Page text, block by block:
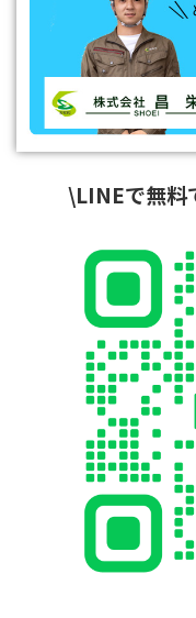
\LINEで無料